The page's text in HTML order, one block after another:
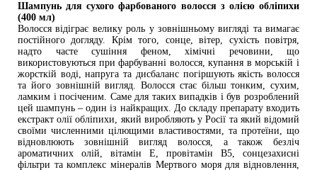
Шампунь для сухого фарбованого волосся з олією обліпихи
(400 мл)
Волосся відіграє велику роль у зовнішньому вигляді та вимагає
постійного догляду. Крім того, сонце, вітер, сухість повітря,
надто часте сушіння феном, хімічні речовини, що
використовуються при фарбуванні волосся, купання в морській і
жорсткій воді, напруга та дисбаланс погіршують якість волосся
та його зовнішній вигляд. Волосся стає більш тонким, сухим,
ламким і посіченим. Саме для таких випадків і був розроблений
цей шампунь – один із найкращих. До складу препарату входить
екстракт олії обліпихи, який виробляють у Росії та який відомий
своїми численними цілющими властивостями, та протеїни, що
відновлюють зовнішній вигляд волосся, а також безліч
ароматичних олій, вітамін Е, провітамін В5, сонцезахисні
фільтри та комплекс мінералів Мертвого моря для відновлення,